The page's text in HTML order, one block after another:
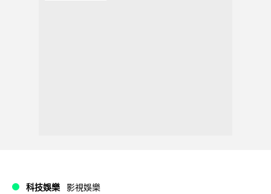
科技娛樂 影視娛樂